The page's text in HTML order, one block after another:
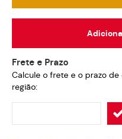
Frete e Prazo
Calcule o frete e o prazo
região: